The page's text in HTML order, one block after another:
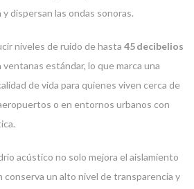
dispersan las ondas sonoras.
niveles de ruido de hasta 45 decibelios
estándar, lo que marca una
de vida para quienes viven cerca de
o en entornos urbanos con
acústico no solo mejora el aislamiento
conserva un alto nivel de transparencia y